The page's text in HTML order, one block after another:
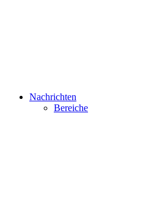
Nachrichten
Bereiche